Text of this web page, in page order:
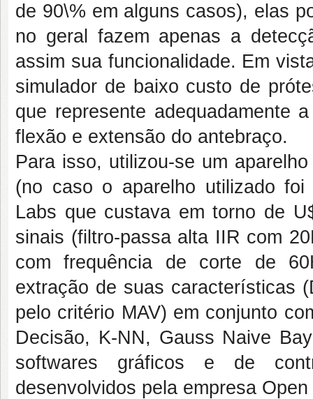
de 90\% em alguns casos), elas
no geral fazem apenas a
assim sua funcionalidade. Em
simulador de baixo custo de
que represente adequadamente
flexão e extensão do antebraço.
Para isso, utilizou-se um
(no caso o aparelho utilizado
Labs que custava em torno de
sinais (filtro-passa alta IIR com
com frequência de corte de
extração de suas características
pelo critério MAV) em conjunto
Decisão, K-NN, Gauss Naive
softwares gráficos e de
desenvolvidos pela empresa